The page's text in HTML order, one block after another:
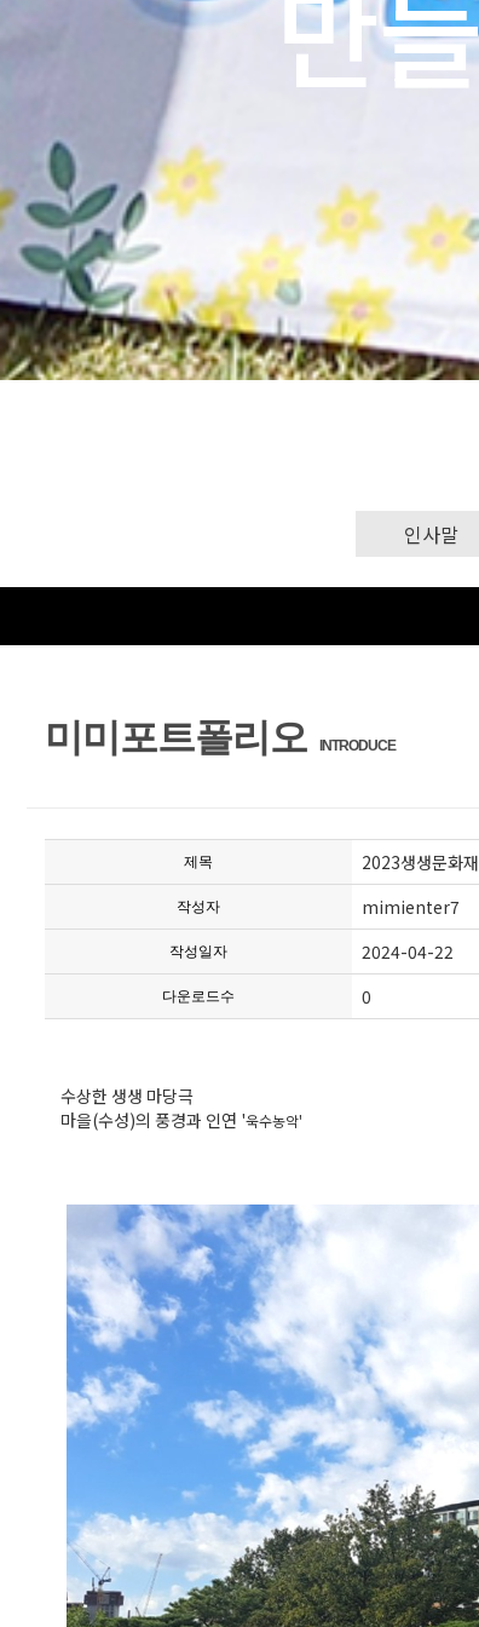
인사말
미미포트폴리오 INTRODUCE
제목 2023생생문화
작성자 mimienter7
작성일자 2024-04-22
다운로드수 0
수상한 생생 마당극
마을(수성)의 풍경과 인연 '욱수농악'